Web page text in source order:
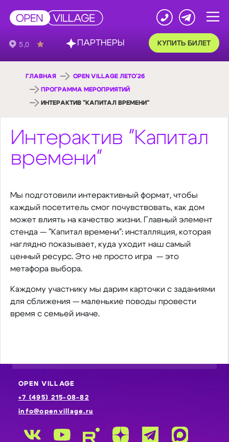
КУПИТЬ БИЛЕТ
ГЛАВНАЯ OPEN VILLAGE ЛЕТО'26
ПРОГРАММА МЕРОПРИЯТИЙ
ИНТЕРАКТИВ "КАПИТАЛ ВРЕМЕНИ"
Интерактив "Капитал
времени"
Мы подготовили интерактивный формат, чтобы
каждый посетитель смог почувствовать, как дом
может влиять на качество жизни. Главный элемент
стенда — "Капитал времени": инсталляция, которая
наглядно показывает, куда уходит наш самый
ценный ресурс. Это не просто игра — это
метафора выбора.
Каждому участнику мы дарим карточки с заданиями
для сближения — маленькие поводы провести
время с семьей иначе.
OPEN VILLAGE
+7 (495) 215-08-82
info@openvillage.ru